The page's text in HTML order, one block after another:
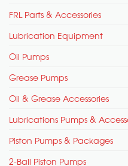
FRL Parts & Accessories
Lubrication Equipment
Oil Pumps
Grease Pumps
Oil & Grease Accessories
Lubrications Pumps &
Piston Pumps & Packages
2-Ball Piston Pumps